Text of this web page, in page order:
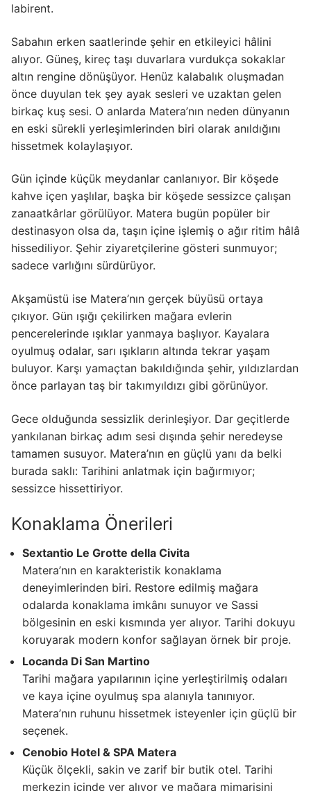
labirent.
Sabahın erken saatlerinde şehir en etkileyici hâlini
alıyor. Güneş, kireç taşı duvarlara vurdukça sokaklar
altın rengine dönüşüyor. Henüz kalabalık oluşmadan
önce duyulan tek şey ayak sesleri ve uzaktan gelen
birkaç kuş sesi. O anlarda Matera’nın neden dünyanın
en eski sürekli yerleşimlerinden biri olarak anıldığını
hissetmek kolaylaşıyor.
Gün içinde küçük meydanlar canlanıyor. Bir köşede
kahve içen yaşlılar, başka bir köşede sessizce çalışan
zanaatkârlar görülüyor. Matera bugün popüler bir
destinasyon olsa da, taşın içine işlemiş o ağır ritim hâlâ
hissediliyor. Şehir ziyaretçilerine gösteri sunmuyor;
sadece varlığını sürdürüyor.
Akşamüstü ise Matera’nın gerçek büyüsü ortaya
çıkıyor. Gün ışığı çekilirken mağara evlerin
pencerelerinde ışıklar yanmaya başlıyor. Kayalara
oyulmuş odalar, sarı ışıkların altında tekrar yaşam
buluyor. Karşı yamaçtan bakıldığında şehir, yıldızlardan
önce parlayan taş bir takımyıldızı gibi görünüyor.
Gece olduğunda sessizlik derinleşiyor. Dar geçitlerde
yankılanan birkaç adım sesi dışında şehir neredeyse
tamamen susuyor. Matera’nın en güçlü yanı da belki
burada saklı: Tarihini anlatmak için bağırmıyor;
sessizce hissettiriyor.
Konaklama Önerileri
Sextantio Le Grotte della Civita
Matera’nın en karakteristik konaklama
deneyimlerinden biri. Restore edilmiş mağara
odalarda konaklama imkânı sunuyor ve Sassi
bölgesinin en eski kısmında yer alıyor. Tarihi dokuyu
koruyarak modern konfor sağlayan örnek bir proje.
Locanda Di San Martino
Tarihi mağara yapılarının içine yerleştirilmiş odaları
ve kaya içine oyulmuş spa alanıyla tanınıyor.
Matera’nın ruhunu hissetmek isteyenler için güçlü bir
seçenek.
Cenobio Hotel & SPA Matera
Küçük ölçekli, sakin ve zarif bir butik otel. Tarihi
merkezin içinde yer alıyor ve mağara mimarisini